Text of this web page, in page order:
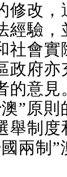
修改，
經驗，
社會實
政府亦
的意見
”原則
舉制度
兩制”